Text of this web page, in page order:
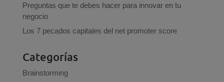
Preguntas que te debes hacer para innovar en tu
negocio
Los 7 pecados capitales del net promoter score
Categorías
Brainstorming